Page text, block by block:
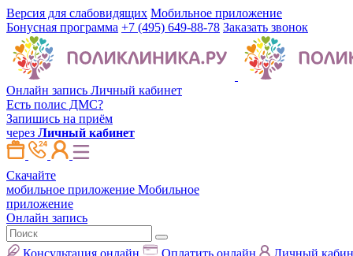
Версия для слабовидящих Мобильное приложение
Бонусная программа +7 (495) 649-88-78 Заказать звонок
Онлайн запись Личный кабинет
Есть полис ДМС?
Запишись на приём
через Личный кабинет
Скачайте
мобильное приложение Мобильное
приложение
Онлайн запись
Консультация онлайн Оплатить онлайн
Личный